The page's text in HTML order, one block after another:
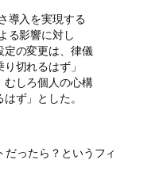
導入を実現する
る影響に対し
定の変更は、律儀
切れるはず」
むしろ個人の心構
ず」とした。
ったら？というフィ